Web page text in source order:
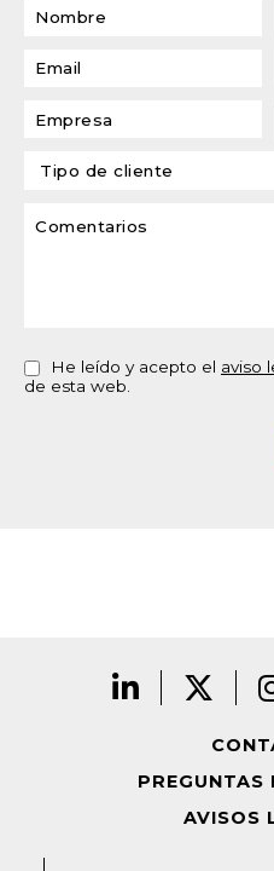
He leído y acepto el aviso
de esta web.
PREGUNTAS
AVISOS